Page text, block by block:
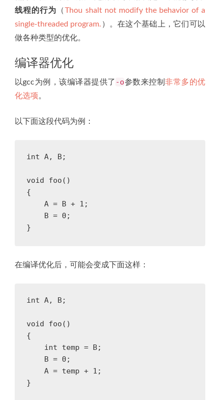
线程的行为 （Thou shalt not modify the behavior of a
single-threaded program. ）。在这个基础上，它们可以
做各种类型的优化。
编译器优化
以gcc为例，该编译器提供了 -o参数来控制非常多的优
化选项。
以下面这段代码为例：
int A, B;
void foo ()
{
A = B + 1 ;
B = 0 ;
}
在编译优化后，可能会变成下面这样：
int A, B;
void foo ()
{
int
temp = B;
B = 0 ;
A = temp + 1 ;
}